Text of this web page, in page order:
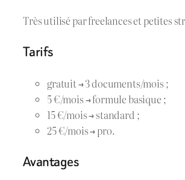
Très utilisé par freelances et petites
Tarifs
gratuit → 3 documents/mois ;
5 €/mois → formule basique ;
15 €/mois → standard ;
25 €/mois → pro.
Avantages